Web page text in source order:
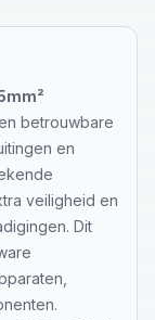
betrouwbare
en
veiligheid en
Dit